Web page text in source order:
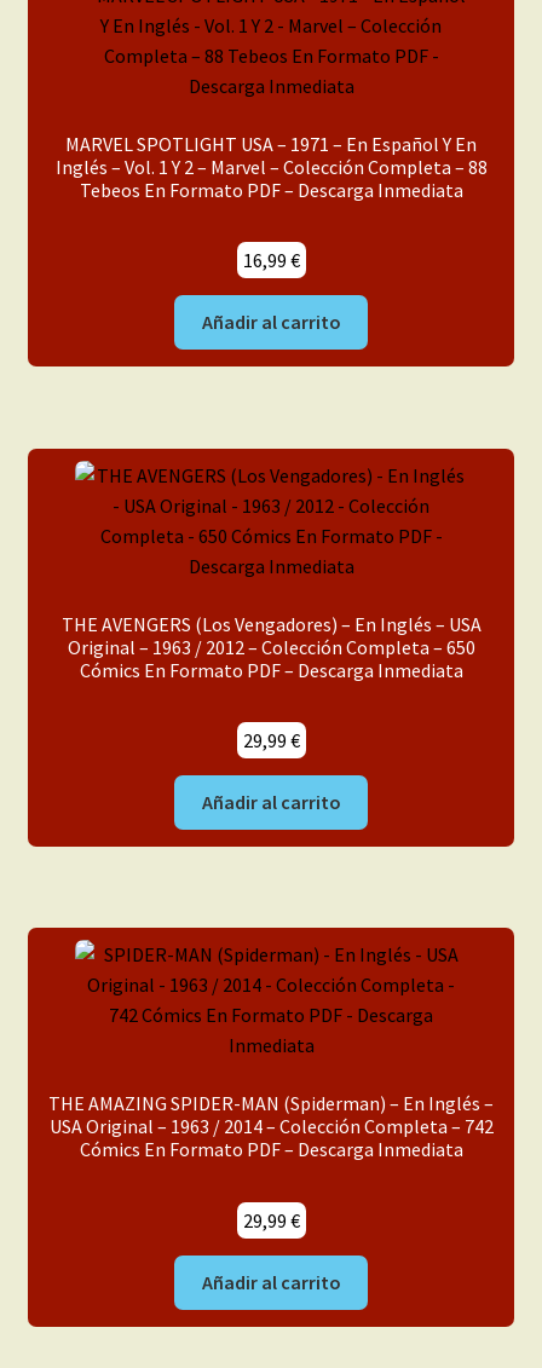
MARVEL SPOTLIGHT USA – 1971 – En Español Y En
Inglés – Vol. 1 Y 2 – Marvel – Colección Completa – 88
Tebeos En Formato PDF – Descarga Inmediata
16,99 €
Añadir al carrito
THE AVENGERS (Los Vengadores) – En Inglés – USA
Original – 1963 / 2012 – Colección Completa – 650
Cómics En Formato PDF – Descarga Inmediata
29,99 €
Añadir al carrito
THE AMAZING SPIDER-MAN (Spiderman) – En Inglés –
USA Original – 1963 / 2014 – Colección Completa – 742
Cómics En Formato PDF – Descarga Inmediata
29,99 €
Añadir al carrito